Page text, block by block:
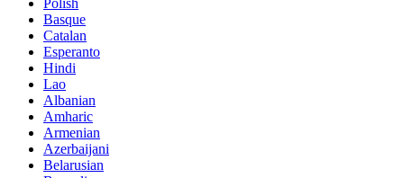
Basque
Catalan
Esperanto
Hindi
Lao
Albanian
Amharic
Armenian
Azerbaijani
Belarusian